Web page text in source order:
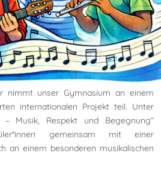
nimmt unser Gymnasium an einem
internationalen Projekt teil. Unter
Musik, Respekt und Begegnung“
gemeinsam mit einer
an einem besonderen musikalischen